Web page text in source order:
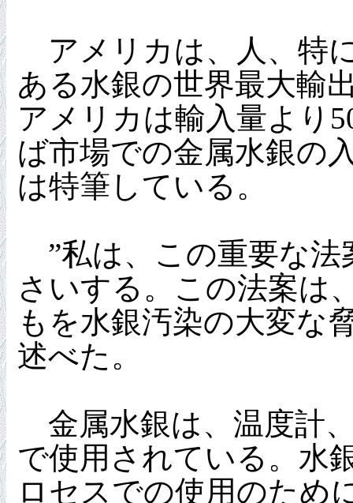
アメリカは、人、特
ある水銀の世界最大輸
アメリカは輸入量より
ば市場での金属水銀の
は特筆している。
”私は、この重要な法
さいする。この法案は
もを水銀汚染の大変な
述べた。
金属水銀は、温度計
で使用されている。水
ロセスでの使用のため